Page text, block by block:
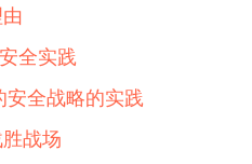
全实践
安全战略的实践
战场